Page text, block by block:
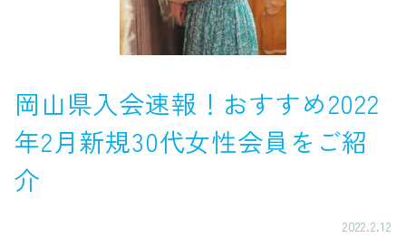
岡山県入会速報！おすすめ2022
年2月新規30代女性会員をご紹
介
2022.2.12